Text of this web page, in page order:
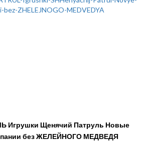
Игрушки Щенячий Патруль Новые
без ЖЕЛЕЙНОГО МЕДВЕДЯ